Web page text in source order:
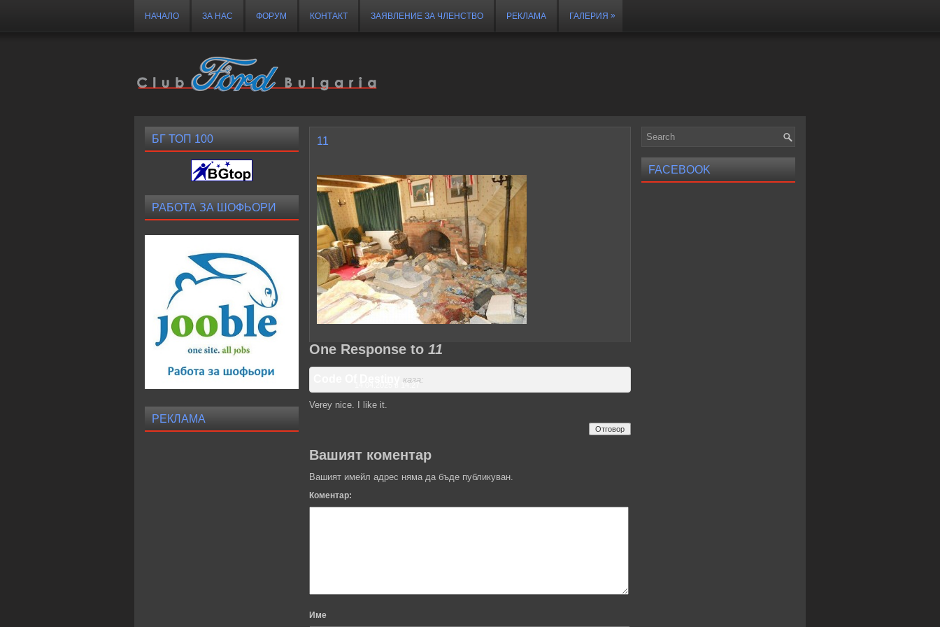
НАЧАЛО ЗА НАС ФОРУМ КОНТАКТ ЗАЯВЛЕНИЕ ЗА ЧЛЕНСТВО РЕКЛАМА ГАЛЕРИЯ »
11
One Response to 11
каза:
14.04.2025 в 14:27
Verey nice. I like it.
Отговор
Вашият коментар
Вашият имейл адрес няма да бъде публикуван.
Коментар:
Име
БГ ТОП 100
РАБОТА ЗА ШОФЬОРИ
РЕКЛАМА
FACEBOOK